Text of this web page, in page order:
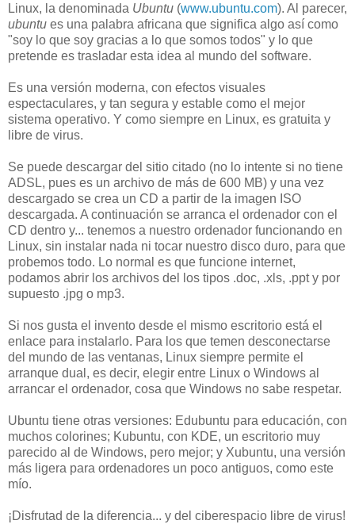
Linux, la denominada Ubuntu (www.ubuntu.com). Al parecer,
ubuntu es una palabra africana que significa algo así como
"soy lo que soy gracias a lo que somos todos" y lo que
pretende es trasladar esta idea al mundo del software.
Es una versión moderna, con efectos visuales
espectaculares, y tan segura y estable como el mejor
sistema operativo. Y como siempre en Linux, es gratuita y
libre de virus.
Se puede descargar del sitio citado (no lo intente si no tiene
ADSL, pues es un archivo de más de 600 MB) y una vez
descargado se crea un CD a partir de la imagen ISO
descargada. A continuación se arranca el ordenador con el
CD dentro y... tenemos a nuestro ordenador funcionando en
Linux, sin instalar nada ni tocar nuestro disco duro, para que
probemos todo. Lo normal es que funcione internet,
podamos abrir los archivos del los tipos .doc, .xls, .ppt y por
supuesto .jpg o mp3.
Si nos gusta el invento desde el mismo escritorio está el
enlace para instalarlo. Para los que temen desconectarse
del mundo de las ventanas, Linux siempre permite el
arranque dual, es decir, elegir entre Linux o Windows al
arrancar el ordenador, cosa que Windows no sabe respetar.
Ubuntu tiene otras versiones: Edubuntu para educación, con
muchos colorines; Kubuntu, con KDE, un escritorio muy
parecido al de Windows, pero mejor; y Xubuntu, una versión
más ligera para ordenadores un poco antiguos, como este
mío.
¡Disfrutad de la diferencia... y del ciberespacio libre de virus!